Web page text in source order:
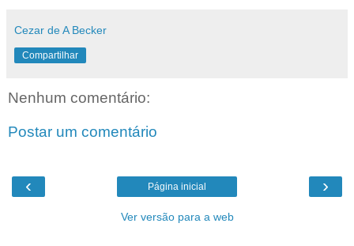
Cezar de A Becker
Compartilhar
Nenhum comentário:
Postar um comentário
‹ ›
Página inicial
Ver versão para a web